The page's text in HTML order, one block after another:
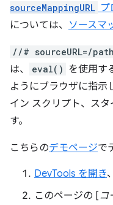
sourceMappingURL プ
については、 ソースマ
//# sourceURL=/
は、
eval() を使用す
ようにブラウザに指示
イン スクリプト、ス
す。
こちらのデモページで
DevTools を開き
このページの [ コ